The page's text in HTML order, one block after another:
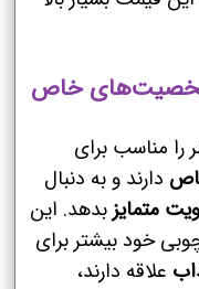
خاص
را مناسب برای
دارند و به دنبال
متمایزبدهد. این
خود بیشتر برای
علاقه دارند،